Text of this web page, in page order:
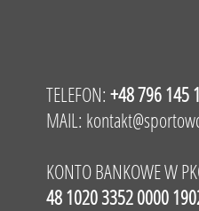
TELEFON: +48 796 145
MAIL:
KONTO BANKOWE W
48 1020 3352 0000